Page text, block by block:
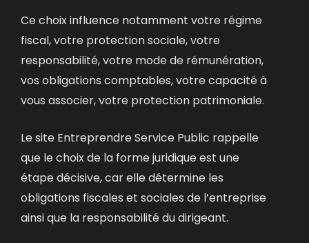
Ce choix influence notamment votre régime
fiscal,votre protection sociale,votre
responsabilité,votre mode de rémunération,
vos obligations comptables,votre capacité à
vous associer,votre protection patrimoniale.
Le site Entreprendre Service Public rappelle
que le choix de la forme juridique est une
étape décisive, car elle détermine les
obligations fiscales et sociales de l’entreprise
ainsi que la responsabilité du dirigeant.